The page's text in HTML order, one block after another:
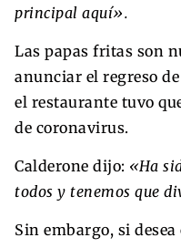
principal aquí».
Las papas fritas son
anunciar el regreso
el restaurante tuvo
de coronavirus.
Calderone dijo: «Ha
todos y tenemos que
Sin embargo, si